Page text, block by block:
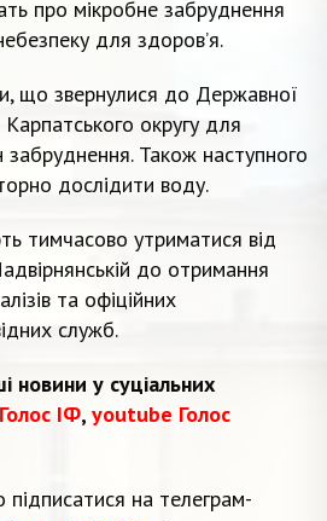
про мікробне забруднення
для здоров’я.
що звернулися до Державної
Карпатського округу для
забруднення. Також наступного
дослідити воду.
тимчасово утриматися від
до отримання
та офіційних
служб.
новини у суціальних
ІФ, youtube Голос
на телеграм-